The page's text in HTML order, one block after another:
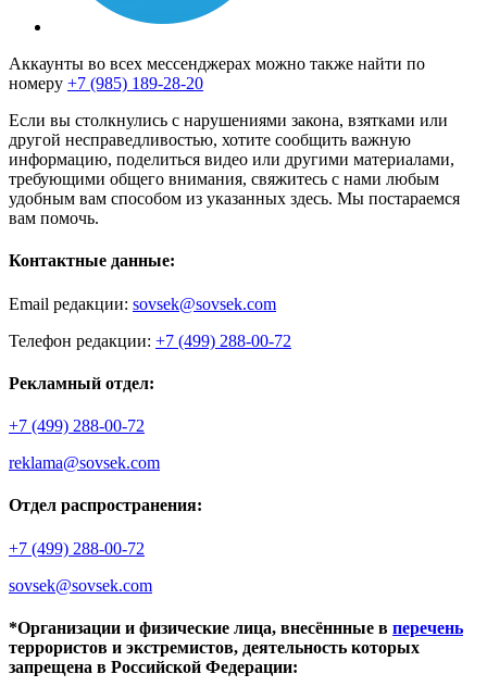
Аккаунты во всех мессенджерах можно также найти по
номеру +7 (985) 189-28-20
Если вы столкнулись с нарушениями закона, взятками или
другой несправедливостью, хотите сообщить важную
информацию, поделиться видео или другими материалами,
требующими общего внимания, свяжитесь с нами любым
удобным вам способом из указанных здесь. Мы постараемся
вам помочь.
Контактные данные:
Email редакции: sovsek@sovsek.com
Телефон редакции: +7 (499) 288-00-72
Рекламный отдел:
+7 (499) 288-00-72
reklama@sovsek.com
Отдел распространения:
+7 (499) 288-00-72
sovsek@sovsek.com
*Организации и физические лица, внесённные в перечень
террористов и экстремистов, деятельность которых
запрещена в Российской Федерации: